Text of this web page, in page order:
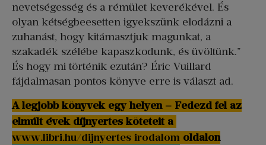
nevetségesség és a rémület keverékével. És
olyan kétségbeesetten igyekszünk elodázni a
zuhanást, hogy kitámasztjuk magunkat, a
szakadék szélébe kapaszkodunk, és üvöltünk.”
És hogy mi történik ezután? Éric Vuillard
fájdalmasan pontos könyve erre is választ ad.
A legjobb könyvek egy helyen – Fedezd fel az
elmúlt évek díjnyertes köteteit a
www.libri.hu/dijnyertes irodalom oldalon